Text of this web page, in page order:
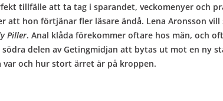
tillfälle att ta tag i sparandet, veckomenyer och
att hon förtjänar fler läsare ändå. Lena Aronsson
Piller. Anal klåda förekommer oftare hos män, och
delen av Getingmidjan att bytas ut mot en ny
och hur stort ärret är på kroppen.